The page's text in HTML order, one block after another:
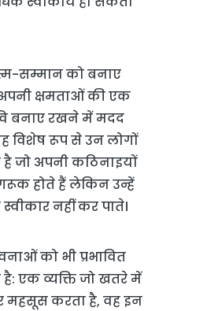
सम्मान को बनाए
क्षमताओं की एक
बनाए रखने में मदद
विशेष रूप से उन लोगों
जो अपनी कठिनाइयों
होते हैं लेकिन उन्हें
नहीं कर पाते।
को भी प्रभावित
एक व्यक्ति जो खतरे में
महसूस करता है, वह इन